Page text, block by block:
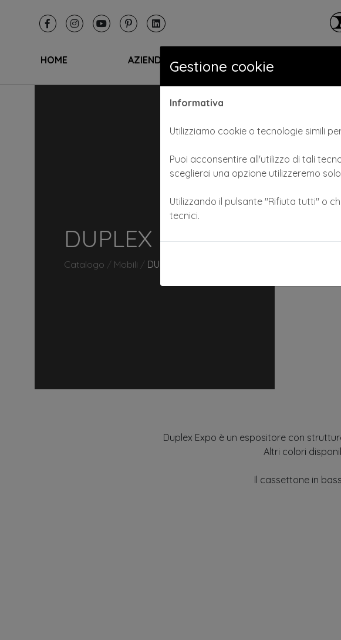
HOME AZIENDA I SALONI
DUPLEX EXPO
Catalogo / Mobili / DUPLEX EXPO
Duplex Expo è un espositore con
Altri colori
Il cassettone in
Gestione cookie
Informativa
Utilizziamo cookie o tecnologie simili
Puoi acconsentire all'utilizzo di tali
sceglierai una opzione utilizzeremo
Utilizzando il pulsante "Rifiuta tutti" o
tecnici.